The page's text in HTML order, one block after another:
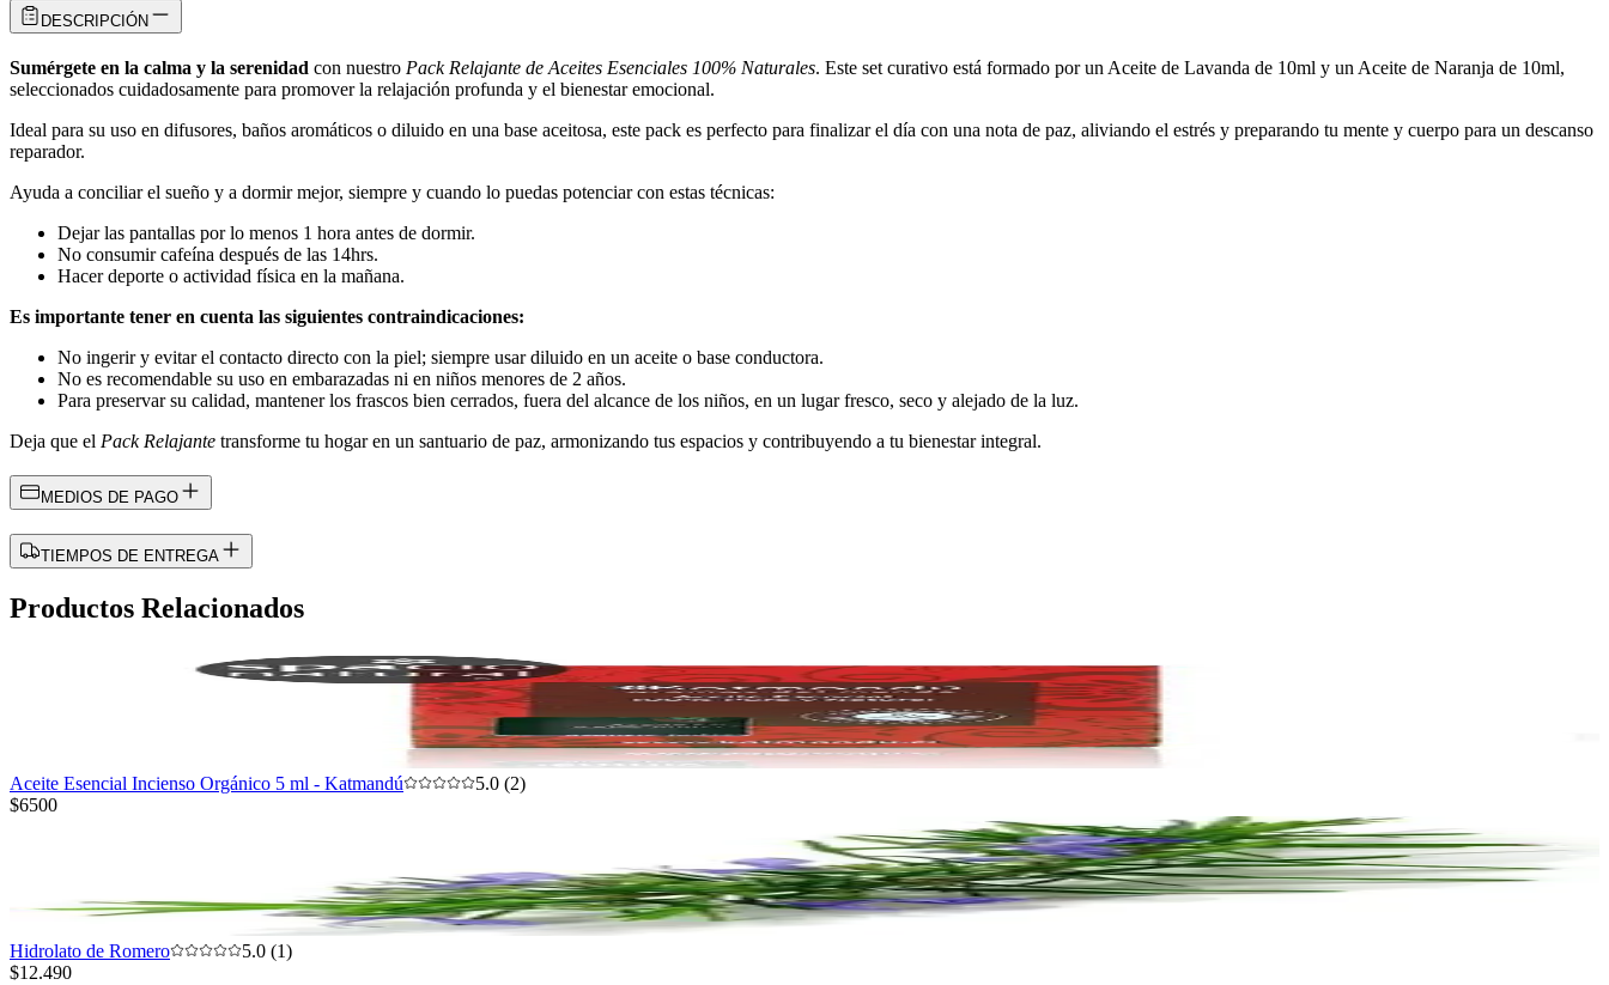
DESCRIPCIÓN
Sumérgete en la calma y la serenidad con nuestro Pack Relajante de Aceites Esenciales 100% Naturales. Este set curativo está formado por un Aceite de Lavanda de 10ml y un Aceite de Naranja de 10ml,
seleccionados cuidadosamente para promover la relajación profunda y el bienestar emocional.
Ideal para su uso en difusores, baños aromáticos o diluido en una base aceitosa, este pack es perfecto para finalizar el día con una nota de paz, aliviando el estrés y preparando tu mente y cuerpo para un descanso
reparador.
Ayuda a conciliar el sueño y a dormir mejor, siempre y cuando lo puedas potenciar con estas técnicas:
Dejar las pantallas por lo menos 1 hora antes de dormir.
No consumir cafeína después de las 14hrs.
Hacer deporte o actividad física en la mañana.
Es importante tener en cuenta las siguientes contraindicaciones:
No ingerir y evitar el contacto directo con la piel; siempre usar diluido en un aceite o base conductora.
No es recomendable su uso en embarazadas ni en niños menores de 2 años.
Para preservar su calidad, mantener los frascos bien cerrados, fuera del alcance de los niños, en un lugar fresco, seco y alejado de la luz.
Deja que el Pack Relajante transforme tu hogar en un santuario de paz, armonizando tus espacios y contribuyendo a tu bienestar integral.
MEDIOS DE PAGO
TIEMPOS DE ENTREGA
Productos Relacionados
Aceite Esencial Incienso Orgánico 5 ml - Katmandú
5.0 (2)
$6500
Hidrolato de Romero
5.0 (1)
$12.490